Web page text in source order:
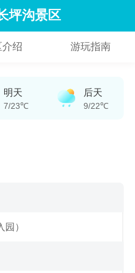
坪沟景区
绍 游玩指南
明天
7/23℃
后天
9/22℃
）